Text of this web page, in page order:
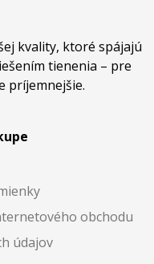
kvality, ktoré spájajú
tienenia – pre
príjemnejšie.
obchodu
údajov